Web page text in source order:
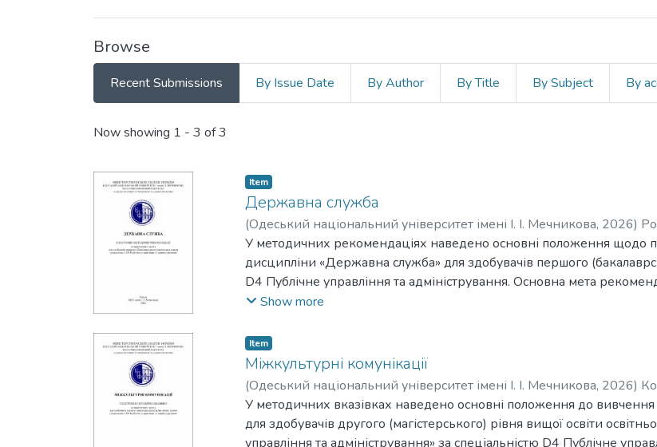
Browse
Recent Submissions By Issue Date By Author By Title By Subject By
Recent Submissions
Now showing 1 - 3 of 3
Item
Державна служба
(Одеський національний університет імені І. І. Мечникова, 2026)
Albina L.
У методичних рекомендаціях наведено основні положення щодо
дисципліни «Державна служба» для здобувачів першого
D4 Публічне управління та адміністрування. Основна мета
здобувачам вищої освіти щодо підготовки до практичних занять та
Show more
Item
Міжкультурні комунікації
(Одеський національний університет імені І. І. Мечникова, 2026)
Kozlovtseva, Valentyna A.
У методичних вказівках наведено основні положення до вивчення
для здобувачів другого (магістерського) рівня вищої освіти
управління та адміністрування» за спеціальністю D4 Публічне